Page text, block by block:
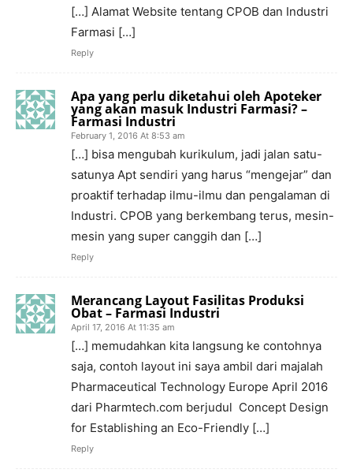
[…] Alamat Website tentang CPOB dan Industri
Farmasi […]
Reply
Apa yang perlu diketahui oleh Apoteker
yang akan masuk Industri Farmasi? –
Farmasi Industri
February 1, 2016 At 8:53 am
[…] bisa mengubah kurikulum, jadi jalan satu-
satunya Apt sendiri yang harus “mengejar” dan
proaktif terhadap ilmu-ilmu dan pengalaman di
Industri. CPOB yang berkembang terus, mesin-
mesin yang super canggih dan […]
Reply
Merancang Layout Fasilitas Produksi
Obat – Farmasi Industri
April 17, 2016 At 11:35 am
[…] memudahkan kita langsung ke contohnya
saja, contoh layout ini saya ambil dari majalah
Pharmaceutical Technology Europe April 2016
dari Pharmtech.com berjudul Concept Design
for Establishing an Eco-Friendly […]
Reply